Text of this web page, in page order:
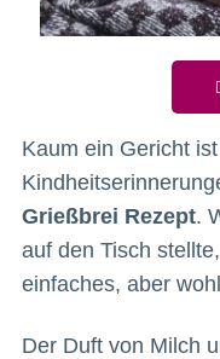
Kaum ein Gericht
Grießbrei Rezept.
auf den Tisch
einfaches, aber
Der Duft von Milch